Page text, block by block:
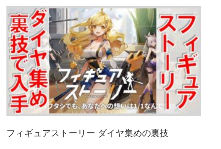
フィギュアストーリー ダイヤ集めの裏技